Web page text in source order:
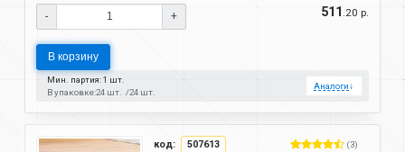
- + 511 .20 р.
В корзину
Мин. партия: 1 шт.
В упаковке:24 шт. 24 шт.
Аналоги↓
код: 507613 (3)